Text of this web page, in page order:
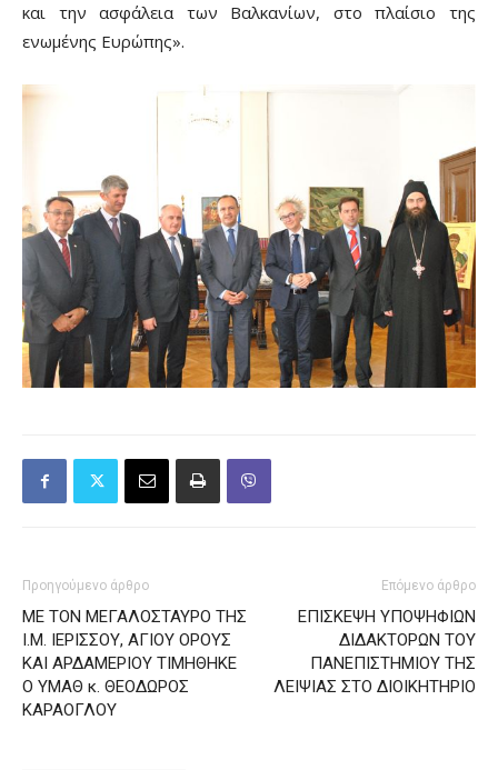
και την ασφάλεια των Βαλκανίων, στο πλαίσιο της
ενωμένης Ευρώπης».
Προηγούμενο άρθρο
ΜΕ ΤΟΝ ΜΕΓΑΛΟΣΤΑΥΡΟ ΤΗΣ
Ι.Μ. ΙΕΡΙΣΣΟΥ, ΑΓΙΟΥ ΟΡΟΥΣ
ΚΑΙ ΑΡΔΑΜΕΡΙΟΥ ΤΙΜΗΘΗΚΕ
Ο ΥΜΑΘ κ. ΘΕΟΔΩΡΟΣ
ΚΑΡΑΟΓΛΟΥ
Επόμενο άρθρο
ΕΠΙΣΚΕΨΗ ΥΠΟΨΗΦΙΩΝ
ΔΙΔΑΚΤΟΡΩΝ ΤΟΥ
ΠΑΝΕΠΙΣΤΗΜΙΟΥ ΤΗΣ
ΛΕΙΨΙΑΣ ΣΤΟ ΔΙΟΙΚΗΤΗΡΙΟ